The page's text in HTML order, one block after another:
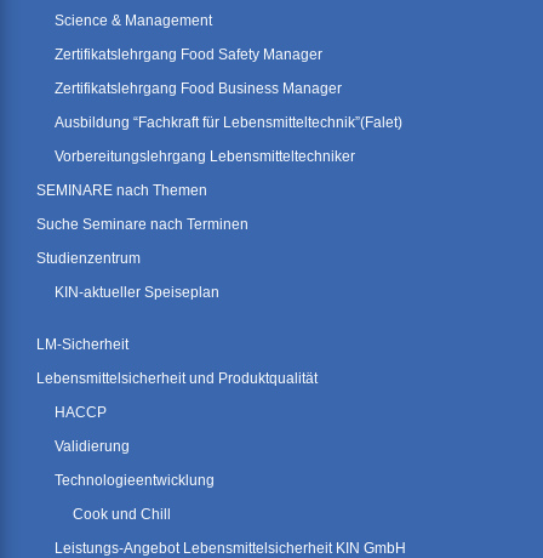
Science & Management
Zertifikatslehrgang Food Safety Manager
Zertifikatslehrgang Food Business Manager
Ausbildung “Fachkraft für Lebensmitteltechnik”(Falet)
Vorbereitungslehrgang Lebensmitteltechniker
SEMINARE nach Themen
Suche Seminare nach Terminen
Studienzentrum
KIN-aktueller Speiseplan
LM-Sicherheit
Lebensmittelsicherheit und Produktqualität
HACCP
Validierung
Technologieentwicklung
Cook und Chill
Leistungs-Angebot Lebensmittelsicherheit KIN GmbH